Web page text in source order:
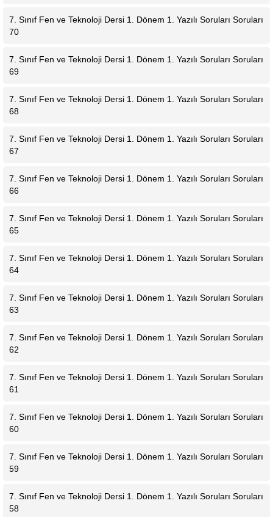
7. Sınıf Fen ve Teknoloji Dersi 1. Dönem 1. Yazılı Soruları Soruları
70
7. Sınıf Fen ve Teknoloji Dersi 1. Dönem 1. Yazılı Soruları Soruları
69
7. Sınıf Fen ve Teknoloji Dersi 1. Dönem 1. Yazılı Soruları Soruları
68
7. Sınıf Fen ve Teknoloji Dersi 1. Dönem 1. Yazılı Soruları Soruları
67
7. Sınıf Fen ve Teknoloji Dersi 1. Dönem 1. Yazılı Soruları Soruları
66
7. Sınıf Fen ve Teknoloji Dersi 1. Dönem 1. Yazılı Soruları Soruları
65
7. Sınıf Fen ve Teknoloji Dersi 1. Dönem 1. Yazılı Soruları Soruları
64
7. Sınıf Fen ve Teknoloji Dersi 1. Dönem 1. Yazılı Soruları Soruları
63
7. Sınıf Fen ve Teknoloji Dersi 1. Dönem 1. Yazılı Soruları Soruları
62
7. Sınıf Fen ve Teknoloji Dersi 1. Dönem 1. Yazılı Soruları Soruları
61
7. Sınıf Fen ve Teknoloji Dersi 1. Dönem 1. Yazılı Soruları Soruları
60
7. Sınıf Fen ve Teknoloji Dersi 1. Dönem 1. Yazılı Soruları Soruları
59
7. Sınıf Fen ve Teknoloji Dersi 1. Dönem 1. Yazılı Soruları Soruları
58